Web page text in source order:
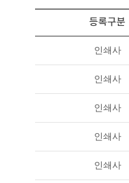
등록구분
인쇄사
인쇄사
인쇄사
인쇄사
인쇄사